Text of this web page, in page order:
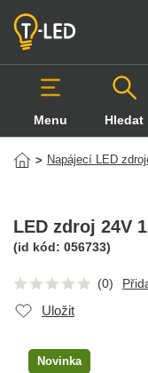
Menu Hledat
Hledat v produktech
> Napájecí LED
Novinka
LED zdroj 24V
(id kód: 056733)
(0)
Uložit